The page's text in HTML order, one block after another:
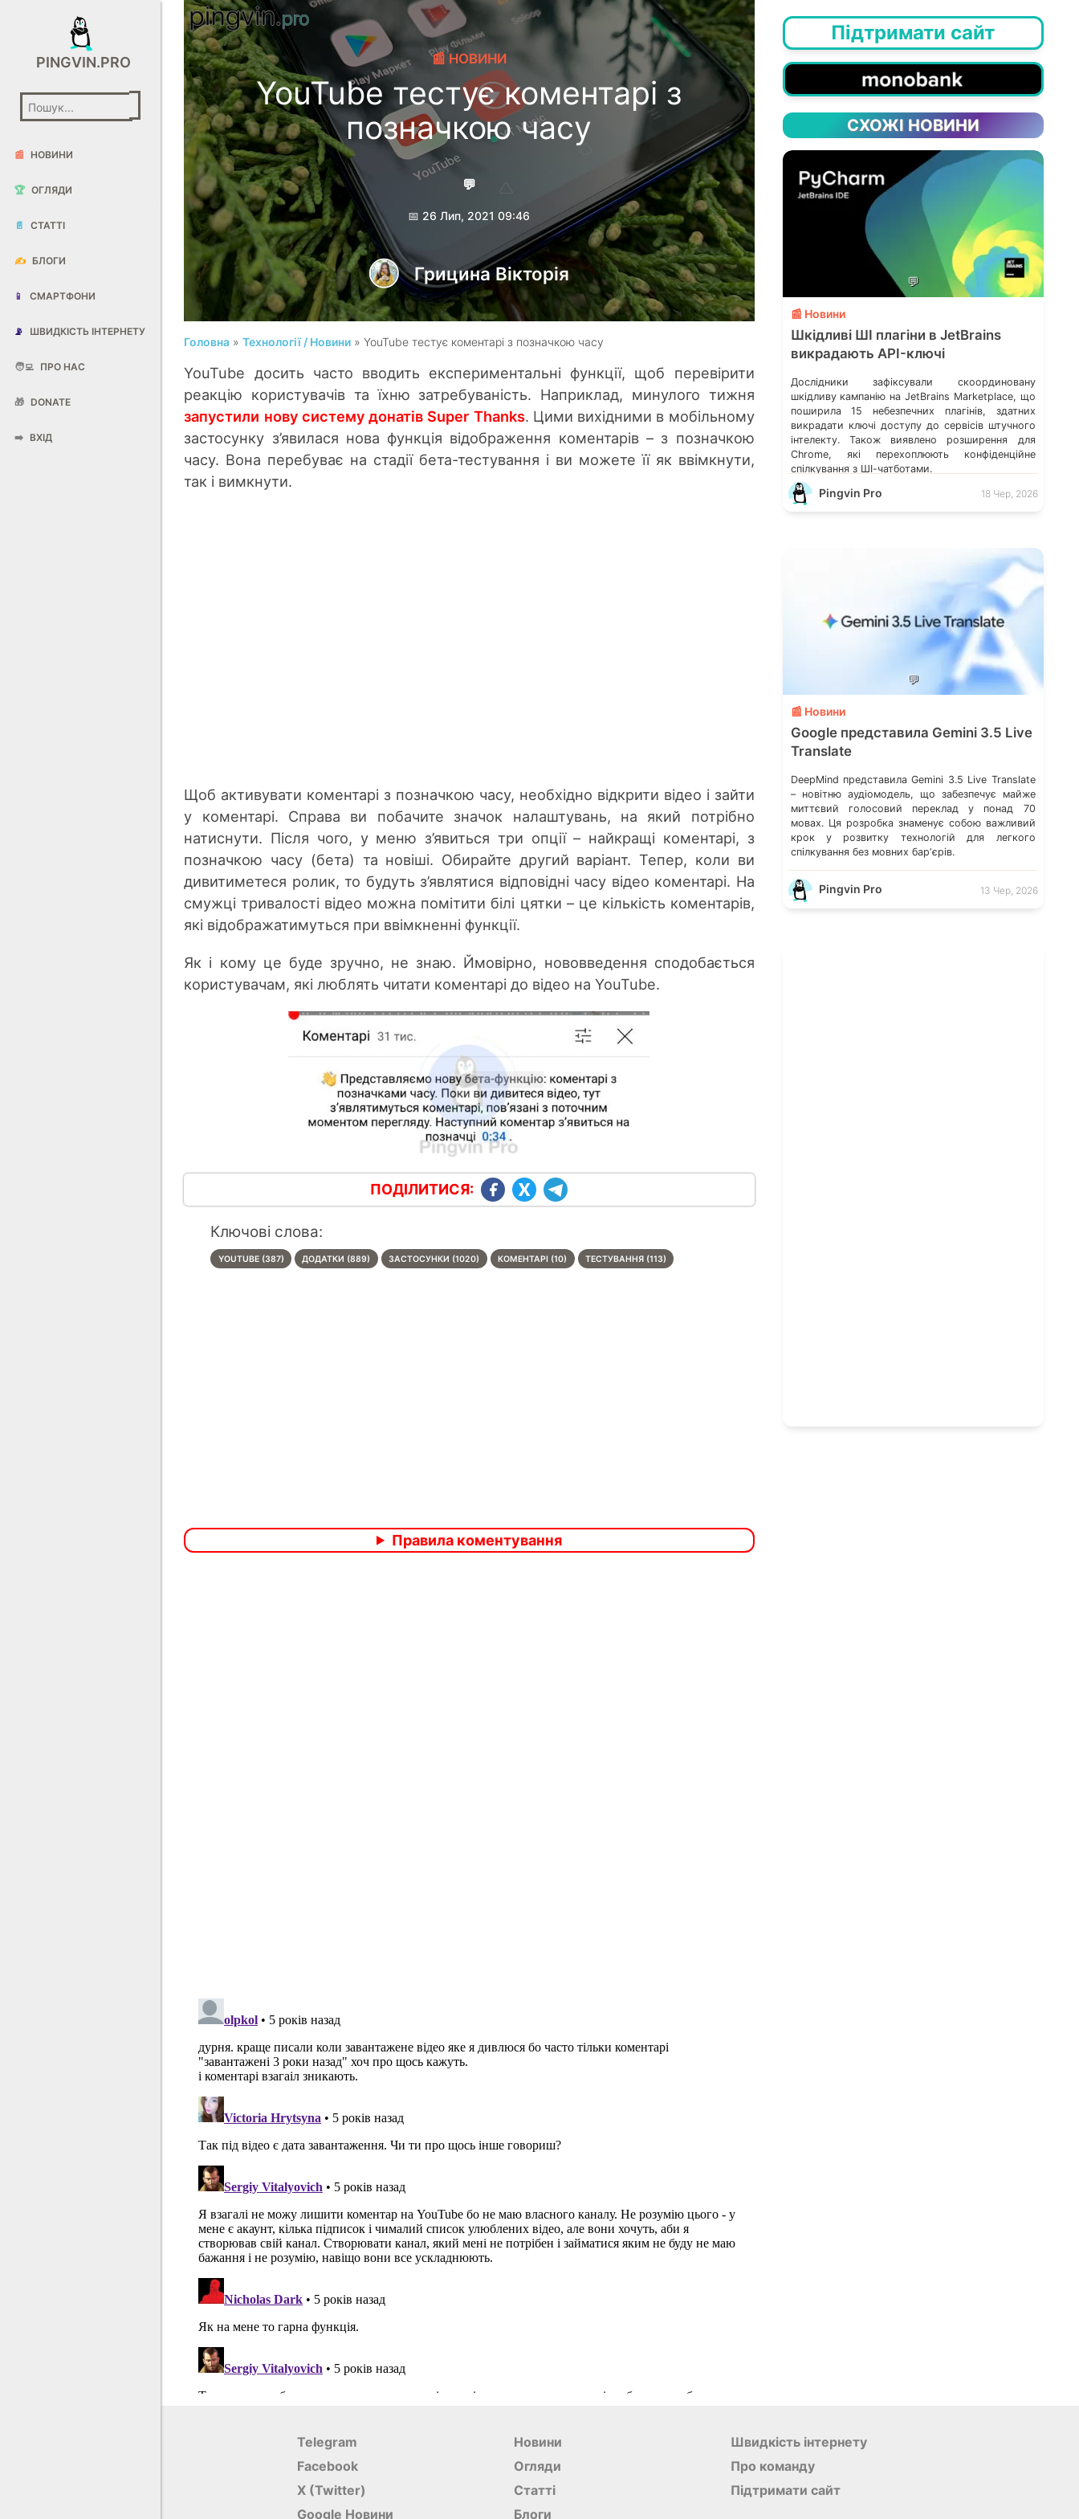
PINGVIN.PRO
📰 НОВИНИ
🏆 ОГЛЯДИ
📄 СТАТТІ
✍️ БЛОГИ
📱 СМАРТФОНИ
📡 ШВИДКІСТЬ ІНТЕРНЕТУ
🧑‍💻 ПРО НАС
🎁 DONATE
➡️ ВХІД
📰 НОВИНИ
YouTube тестує коментарі з
позначкою часу
💬
📅 26 Лип, 2021 09:46
Грицина Вікторія
Головна »Технології / Новини » YouTube тестує коментарі з позначкою часу
YouTube досить часто вводить експериментальні функції, щоб перевірити
реакцію користувачів та їхню затребуваність. Наприклад, минулого тижня
запустили нову систему донатів Super Thanks. Цими вихідними в мобільному
застосунку з’явилася нова функція відображення коментарів – з позначкою
часу. Вона перебуває на стадії бета-тестування і ви можете її як ввімкнути,
так і вимкнути.
Щоб активувати коментарі з позначкою часу, необхідно відкрити відео і зайти
у коментарі. Справа ви побачите значок налаштувань, на який потрібно
натиснути. Після чого, у меню з’явиться три опції – найкращі коментарі, з
позначкою часу (бета) та новіші. Обирайте другий варіант. Тепер, коли ви
дивитиметеся ролик, то будуть з’являтися відповідні часу відео коментарі. На
смужці тривалості відео можна помітити білі цятки – це кількість коментарів,
які відображатимуться при ввімкненні функції.
Як і кому це буде зручно, не знаю. Ймовірно, нововведення сподобається
користувачам, які люблять читати коментарі до відео на YouTube.
ПОДІЛИТИСЯ:
Ключові слова:
YOUTUBE (387) ДОДАТКИ (889) ЗАСТОСУНКИ (1020) КОМЕНТАРІ (10) ТЕСТУВАННЯ (113)
Правила коментування
Підтримати сайт
СХОЖІ НОВИНИ
💬
📰 Новини
Шкідливі ШІ плагіни в JetBrains
викрадають API-ключі
Дослідники зафіксували скоординовану
шкідливу кампанію на JetBrains Marketplace, що
поширила 15 небезпечних плагінів, здатних
викрадати ключі доступу до сервісів штучного
інтелекту. Також виявлено розширення для
Chrome, які перехоплюють конфіденційне
спілкування з ШІ-чатботами.
Pingvin Pro 18 Чер, 2026
💬
📰 Новини
Google представила Gemini 3.5 Live
Translate
DeepMind представила Gemini 3.5 Live Translate
– новітню аудіомодель, що забезпечує майже
миттєвий голосовий переклад у понад 70
мовах. Ця розробка знаменує собою важливий
крок у розвитку технологій для легкого
спілкування без мовних барʼєрів.
Pingvin Pro 13 Чер, 2026
Telegram
Facebook
X (Twitter)
Google Новини
Новини
Огляди
Статті
Блоги
Швидкість інтернету
Про команду
Підтримати сайт